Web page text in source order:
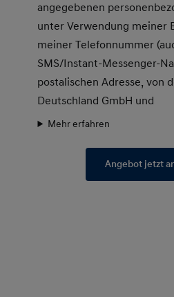
angegebenen
unter Verwendung meiner
meiner Telefonnummer
SMS/Instant-Messenger-
postalischen Adresse, von
Deutschland GmbH und
Mehr erfahren
Angebot jetzt